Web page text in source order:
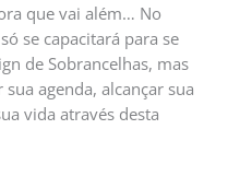
que vai além… No
se capacitará para se
de Sobrancelhas, mas
agenda, alcançar sua
vida através desta